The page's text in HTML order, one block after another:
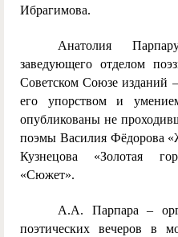
Ибрагимова.
Анатолия
заведующего отделом
Советском Союзе изданий
его упорством и
опубликованы не
поэмы Василия Фёдорова
Кузнецова «Золотая
«Сюжет».
А.А. Парпара –
поэтических вечеров в